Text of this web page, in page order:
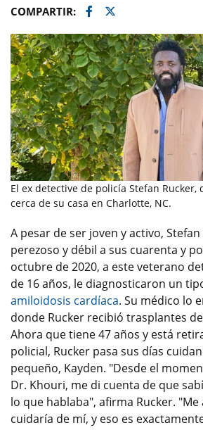
COMPARTIR:
Facebook
Twitter
El ex detective de policía Stefan Rucker,
cerca de su casa en Charlotte, NC.
A pesar de ser joven y activo,
perezoso y débil a sus cuarenta y
octubre de 2020, a este veterano
de 16 años, le diagnosticaron un
amiloidosis cardíaca. Su médico lo
donde Rucker recibió trasplantes
Ahora que tiene 47 años y está
policial, Rucker pasa sus días
pequeño, Kayden. "Desde el
Dr. Khouri, me di cuenta de que
lo que hablaba", afirma Rucker.
cuidaría de mí, y eso es